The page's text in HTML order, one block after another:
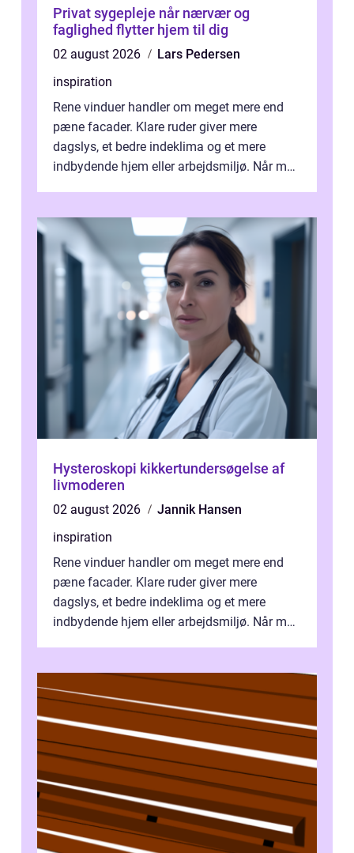
Privat sygepleje når nærvær og
faglighed flytter hjem til dig
02 august 2026
Lars Pedersen
inspiration
Rene vinduer handler om meget mere end
pæne facader. Klare ruder giver mere
dagslys, et bedre indeklima og et mere
indbydende hjem eller arbejdsmiljø. Når man
Hysteroskopi kikkertundersøgelse af
livmoderen
02 august 2026
Jannik Hansen
inspiration
Rene vinduer handler om meget mere end
pæne facader. Klare ruder giver mere
dagslys, et bedre indeklima og et mere
indbydende hjem eller arbejdsmiljø. Når man